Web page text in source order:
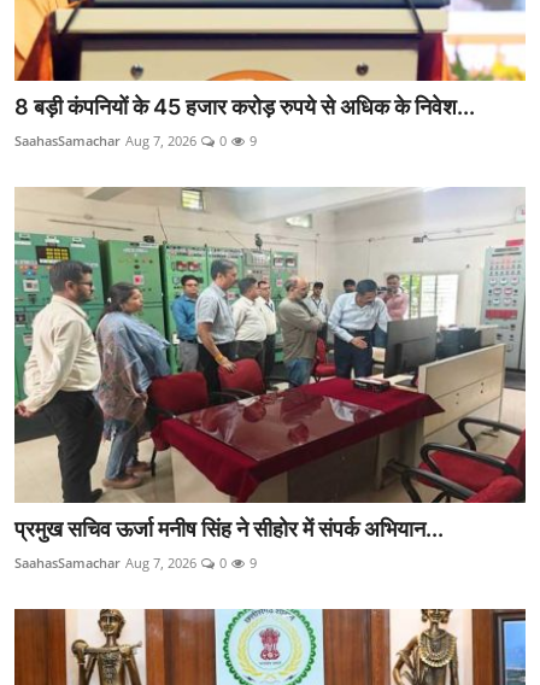
8 बड़ी कंपनियों के 45 हजार करोड़ रुपये से अधिक के निवेश...
SaahasSamachar Aug 7, 2026 0 9
प्रमुख सचिव ऊर्जा मनीष सिंह ने सीहोर में संपर्क अभियान...
SaahasSamachar Aug 7, 2026 0 9